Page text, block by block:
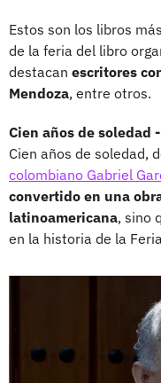
Estos son los libros
de la feria del libro
destacan escritores
Mendoza, entre otros.
Cien años de soledad
Cien años de soledad,
colombiano Gabriel
convertido en una
latinoamericana, sino
en la historia de la